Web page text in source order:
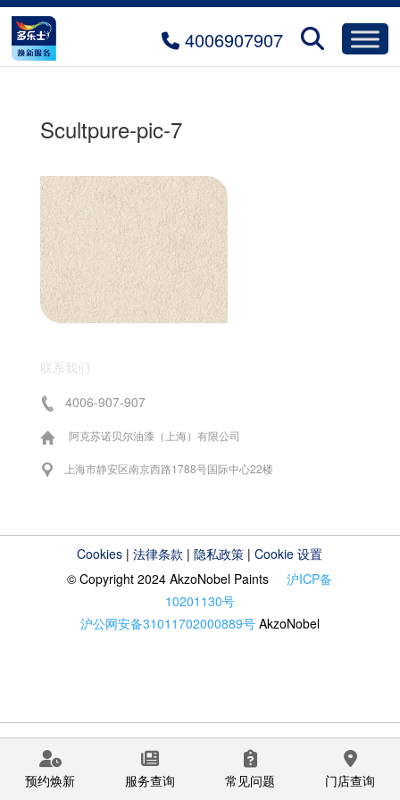
4006907907
Scultpure-pic-7
联系我们
4006-907-907
阿克苏诺贝尔油漆（上海）有限公司
上海市静安区南京西路1788号国际中心22楼
Cookies |法律条款 |隐私政策 |Cookie 设置
© Copyright 2024 AkzoNobel Paints沪ICP备
10201130号
沪公网安备31011702000889号 AkzoNobel
预约焕新 服务查询 常见问题 门店查询